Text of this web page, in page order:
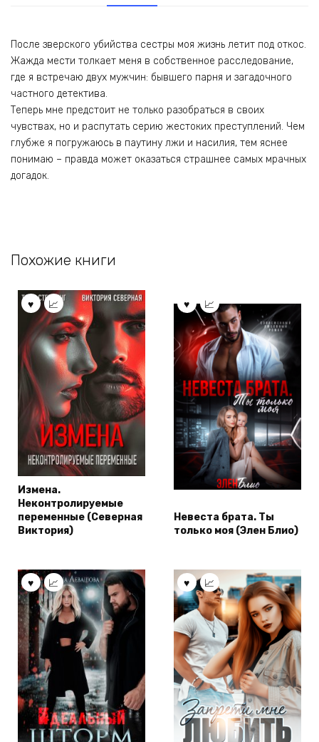
После зверского убийства сестры моя жизнь летит под откос.
Жажда мести толкает меня в собственное расследование,
где я встречаю двух мужчин: бывшего парня и загадочного
частного детектива.
Теперь мне предстоит не только разобраться в своих
чувствах, но и распутать серию жестоких преступлений. Чем
глубже я погружаюсь в паутину лжи и насилия, тем яснее
понимаю – правда может оказаться страшнее самых мрачных
догадок.
Похожие книги
Измена.
Неконтролируемые
переменные (Северная
Виктория)
Невеста брата. Ты
только моя (Элен Блио)